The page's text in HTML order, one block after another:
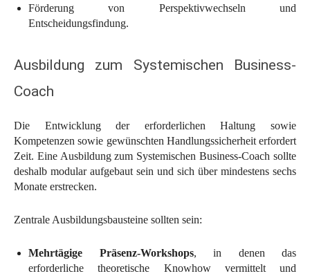
Förderung von Perspektivwechseln und
Entscheidungsfindung.
Ausbildung zum Systemischen Business-
Coach
Die Entwicklung der erforderlichen Haltung sowie
Kompetenzen sowie gewünschten Handlungssicherheit erfordert
Zeit. Eine Ausbildung zum Systemischen Business-Coach sollte
deshalb modular aufgebaut sein und sich über mindestens sechs
Monate erstrecken.
Zentrale Ausbildungsbausteine sollten sein:
Mehrtägige Präsenz-Workshops, in denen das
erforderliche theoretische Knowhow vermittelt und